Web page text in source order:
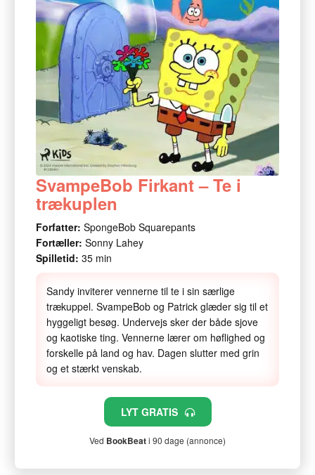
SvampeBob Firkant – Te i
trækuplen
Forfatter: SpongeBob Squarepants
Fortæller: Sonny Lahey
Spilletid: 35 min
Sandy inviterer vennerne til te i sin særlige
trækuppel. SvampeBob og Patrick glæder sig til et
hyggeligt besøg. Undervejs sker der både sjove
og kaotiske ting. Vennerne lærer om høflighed og
forskelle på land og hav. Dagen slutter med grin
og et stærkt venskab.
LYT GRATIS
Ved BookBeati 90 dage (annonce)